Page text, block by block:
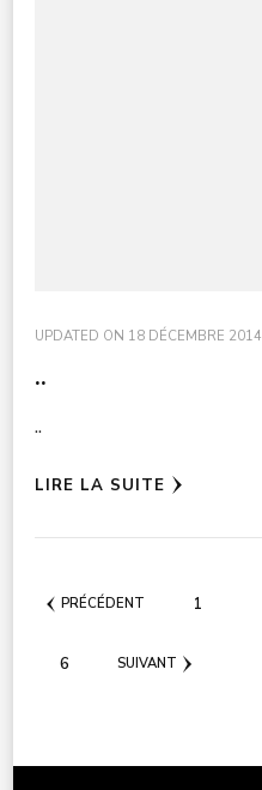
UPDATED ON 18 DÉCEMBRE 2014
..
..
LIRE LA SUITE
Pagination
publications
PRÉCÉDENT PAGE
1
PAGE
6 SUIVANT